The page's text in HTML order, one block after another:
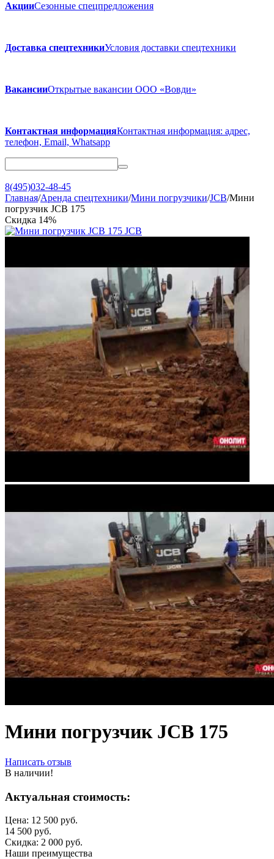
АкцииСезонные спецпредложения
Доставка спецтехникиУсловия доставки спецтехники
ВакансииОткрытые вакансии ООО «Вовди»
Контактная информацияКонтактная информация: адрес,
телефон, Email, Whatsapp
8(495)032-48-45
Главная/Аренда спецтехники/Мини погрузчики/JCB/Мини
погрузчик JCB 175
Скидка 14%
Мини погрузчик JCB 175
Написать отзыв
В наличии!
Актуальная стоимость:
Цена: 12 500 руб.
14 500 руб.
Скидка: 2 000 руб.
Наши преимущества